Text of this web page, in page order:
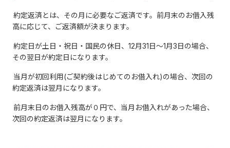
約定返済とは、その月に必要なご返済です。前月末のお借入残
高に応じて、ご返済額が決まります。
約定日が土日・祝日・国民の休日、12月31日～1月3日の場合、
その翌日が約定日になります。
当月が初回利用(ご契約後はじめてのお借入れ)の場合、次回の
約定返済は翌月になります。
前月末日のお借入残高が０円で、当月お借入れがあった場合、
次回の約定返済は翌月になります。